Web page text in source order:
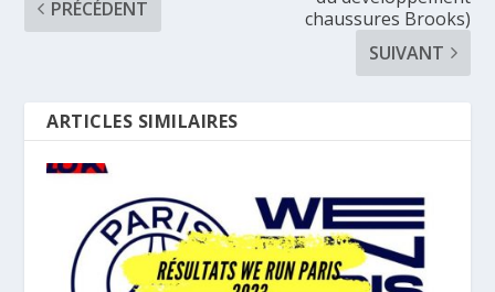
PRÉCÉDENT
chaussures Brooks)
SUIVANT
ARTICLES SIMILAIRES